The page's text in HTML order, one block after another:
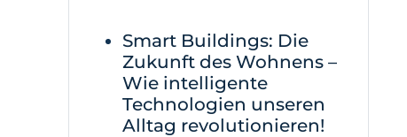
Smart Buildings: Die
Zukunft des Wohnens –
Wie intelligente
Technologien unseren
Alltag revolutionieren!